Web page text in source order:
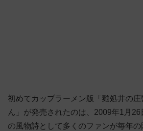
初めてカップラーメン版「麺処井の
ん」が発売されたのは、2009年1月
の風物詩として多くのファンが毎年